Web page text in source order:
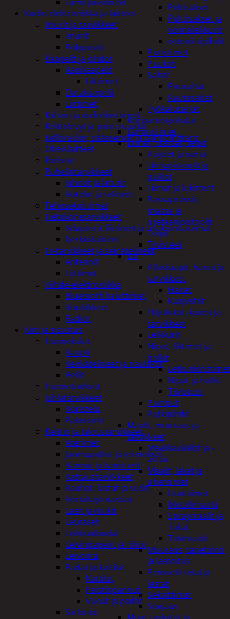
Peltisakset
Pulttisakset ja
voimaleikkurit
vetoniittipihdit
Puristimet
Puukot
Sahat
Puusahat
Rautasahat
Työkalusarjat
Korjaamotyökalut
Lämmittimet
Liimat, massat, teipit
Köydet ja narut
Liimapistoolit ja
puikot
Liimat ja lukitteet
Rasvaprässit,
massa ja
uretaanipistoolit
Teipit
Tiivisteet
LVI
Allaskaapit, hanat ja
tarvikkeet
Hanat
Kaapistot
Hajulukot, kaivot ja
tarvikkeet
Leikkurit
Nipat, liittimet ja
holkit
Nipat ja holkit
Tiivisteet
Pumput
Putkipihdit
Maalit, muuraus ja
tarvikkeet
Maalikaukalot ja -
astiat
Maalit, lakat ja
ohentimet
Liuottimet
Metallimaalit
Spraymaalit ja
-lakat
Talomaalit
Muuraus, tapetointi
ja laatoitus
Pensselit telat ja
lastat
Sekoittimet
Suojaus
Kodin elektroniikka ja laitteet
Imurit ja tarvikkeet
Imurit
Pölypussit
Kaapelit ja johdot
Äänikaapelit
Liittimet
Datakaapelit
Liittimet
Kahvin ja vedenkeittimet
Keittolevyt ja paistoraudat
Kelloradiot, sääasemat ja lämpömittarit
Oheislaitteet
Paristot
Puhelintarvikkeet
Johdot ja laturit
Kotelot ja telineet
Tehosekoittimet
Tietokonetarvikkeet
Adapterit, liittimet ja telakointiasemat
Verkkolaitteet
Tv-tarvikkeet ja seinätelineet
Antennit
Liittimet
Viihde-elektroniikka
Bluetooth kaiuttimet
Kuulokkeet
Radiot
Koti ja sisustus
Huonekalut
Kaapit
Kenkätelineet ja naulakot
Peilit
Huonetuoksut
Juhlatarvikkeet
Koristelu
Paketointi
Keittiö ja taloustarvikkeet
Aterimet
Juomapullot ja termokset
Kannut ja kanisterit
Kattaustarvikkeet
Kauhat, lastat ja sudit
Kertakäyttöastiat
Lasit ja mukit
Lautaset
Leikkuulaudat
Leivinpaperit ja foliot
Leivonta
Padat ja kattilat
Kattilat
Paistinpannut
Vuoat ja padat
Säilöntä